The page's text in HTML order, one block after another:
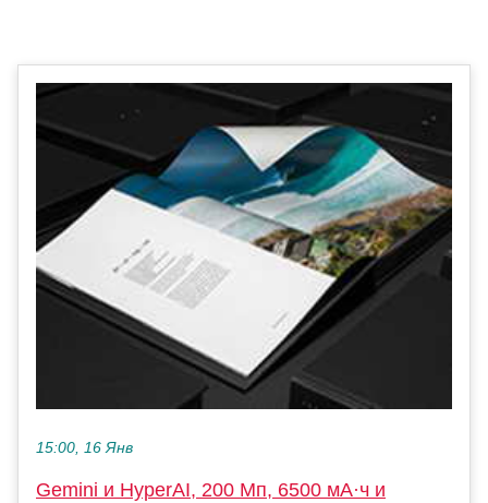
15:00, 16 Янв
Gemini и HyperAI, 200 Мп, 6500 мА·ч и